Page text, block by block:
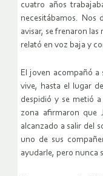
cuatro años
necesitábamos. Nos
avisar, se frenaron las
relató en voz baja y
El joven acompañó
vive, hasta el lugar
despidió y se metió
zona afirmaron que
alcanzado a salir del
uno de sus
ayudarle, pero nunca